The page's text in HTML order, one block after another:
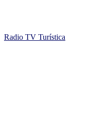
Radio TV Turística